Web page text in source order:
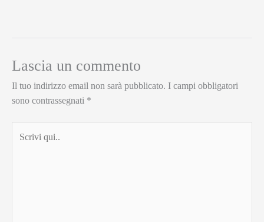
Lascia un commento
Il tuo indirizzo email non sarà pubblicato. I campi obbligatori
sono contrassegnati *
qui..